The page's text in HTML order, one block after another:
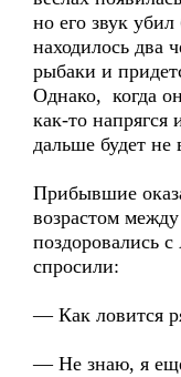
но его звук
находилось два
рыбаки и
Однако, когда
как-то напрягся
дальше будет не
Прибывшие
возрастом
поздоровались
спросили:
— Как ловится
— Не знаю, я